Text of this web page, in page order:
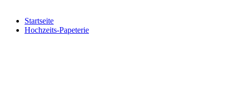
Startseite
Hochzeits-Papeterie